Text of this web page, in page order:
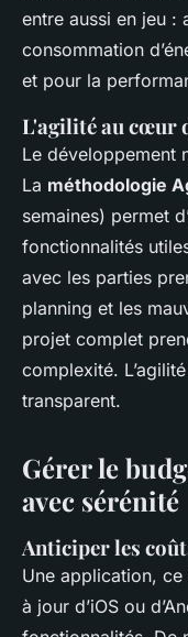
entre aussi en jeu :
consommation
et pour la
L'agilité au cœur
Le développement
La méthodologie
semaines) permet
fonctionnalités
avec les parties
planning et les
projet complet
complexité.
transparent.
Gérer le
avec sérénité
Anticiper les
Une application, ce
à jour d’iOS ou